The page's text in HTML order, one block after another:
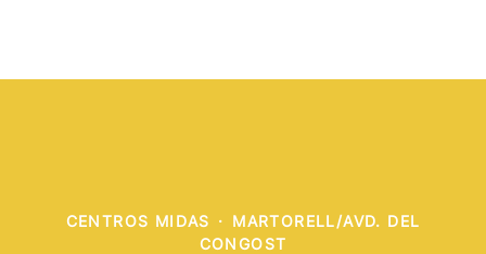
CENTROS MIDAS · MARTORELL/AVD. DEL
CONGOST